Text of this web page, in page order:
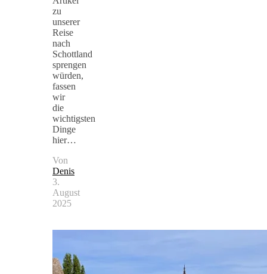
zu
unserer
Reise
nach
Schottland
sprengen
würden,
fassen
wir
die
wichtigsten
Dinge
hier…
Von
Denis
3.
August
2025